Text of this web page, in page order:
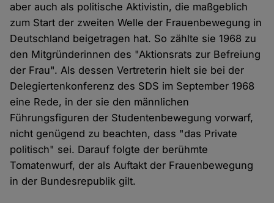
aber auch als politische Aktivistin, die maßgeblich
zum Start der zweiten Welle der Frauenbewegung in
Deutschland beigetragen hat. So zählte sie 1968 zu
den Mitgründerinnen des "Aktionsrats zur Befreiung
der Frau". Als dessen Vertreterin hielt sie bei der
Delegiertenkonferenz des SDS im September 1968
eine Rede, in der sie den männlichen
Führungsfiguren der Studentenbewegung vorwarf,
nicht genügend zu beachten, dass "das Private
politisch" sei. Darauf folgte der berühmte
Tomatenwurf, der als Auftakt der Frauenbewegung
in der Bundesrepublik gilt.